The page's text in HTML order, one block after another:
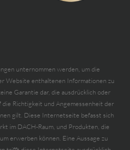
unternommen werden, um die
Website enthaltenen Informationen zu
Garantie dar, die ausdrücklich oder
die Richtigkeit und Angemessenheit der
gilt. Diese Internetseite befasst sich
im DACH-Raum, und Produkten, die
erwerben können. Eine Aussage zu